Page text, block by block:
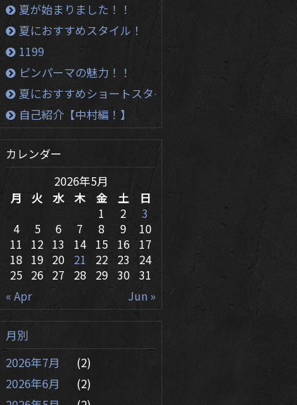
夏が始まりました！！
夏におすすめスタイル！
1199
ピンパーマの魅力！！
夏におすすめショートスタイル！！
自己紹介【中村編！】
カレンダー
2026年5月
月
火 水 木 金 土 日
« Apr Jun »
1 2
3
4
5 6 7 8 9
10
11
12 13 14 15 16
17
18 19 20 21 22 23
24
25 26 27 28 29 30 31
月別
2026年7月
(2)
2026年6月
(2)